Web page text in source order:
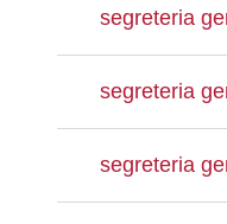
segreteria
segreteria
segreteria